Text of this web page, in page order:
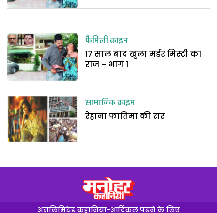
फैमिली क्राइम
17 साल बाद खुला मर्डर मिस्ट्री का
राज – भाग 1
सामाजिक क्राइम
रेहाना फातिमा की रार
अनलिमिटेड कहानियां-आर्टिकल पढ़ने के लिए